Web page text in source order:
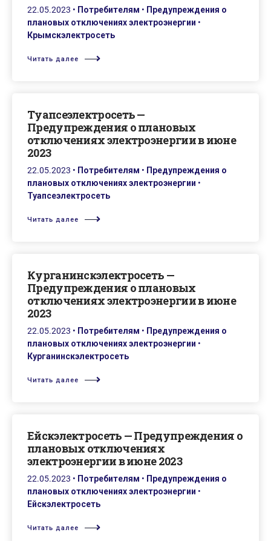
22.05.2023 • Потребителям • Предупреждения о
плановых отключениях электроэнергии •
Крымскэлектросеть
Читать далее
Туапсеэлектросеть —
Предупреждения о плановых
отключениях электроэнергии в июне
2023
22.05.2023 • Потребителям • Предупреждения о
плановых отключениях электроэнергии •
Туапсеэлектросеть
Читать далее
Курганинскэлектросеть —
Предупреждения о плановых
отключениях электроэнергии в июне
2023
22.05.2023 • Потребителям • Предупреждения о
плановых отключениях электроэнергии •
Курганинскэлектросеть
Читать далее
Ейскэлектросеть — Предупреждения о
плановых отключениях
электроэнергии в июне 2023
22.05.2023 • Потребителям • Предупреждения о
плановых отключениях электроэнергии •
Ейскэлектросеть
Читать далее